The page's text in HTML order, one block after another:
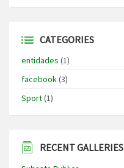
CATEGORIES
entidades (1)
facebook(3)
Sport(1)
RECENT GALLERIES